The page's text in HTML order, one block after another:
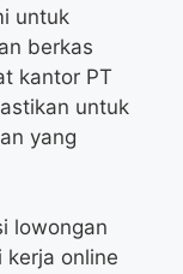
untuk
berkas
kantor PT
untuk
yang
lowongan
kerja online